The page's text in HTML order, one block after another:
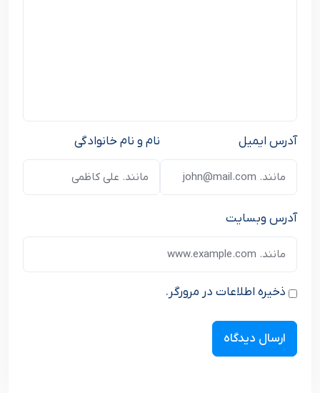
نام و نام خانوادگی آدرس ایمیل
آدرس وبسایت
ذخیره اطلاعات در مرورگر.